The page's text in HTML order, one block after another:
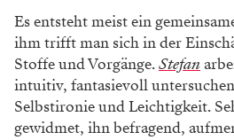
Es entsteht meist ein
ihm trifft man sich in der
Stoffe und Vorgänge.Stefan
intuitiv, fantasievoll
Selbstironie und Leichtigkeit.
gewidmet, ihn befragend,